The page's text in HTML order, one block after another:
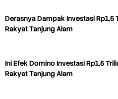
Derasnya Dampak Investasi Rp1,5
Rakyat Tanjung Alam
Ini Efek Domino Investasi Rp1,5
Rakyat Tanjung Alam